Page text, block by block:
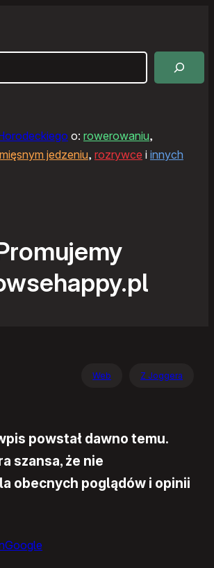
o: rowerowaniu,
jedzeniu, rozrywce i innych
Web Z Joggera
powstał dawno temu.
szansa, że nie
obecnych poglądów i opinii